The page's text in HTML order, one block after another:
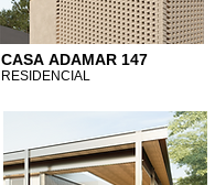
CASA ADAMAR 147
RESIDENCIAL